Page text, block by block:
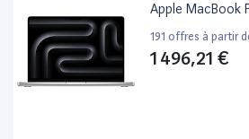
Apple MacBook
191 offres à partir
1 496,21 €